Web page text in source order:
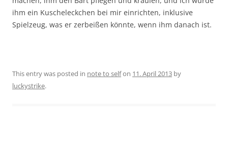
ihm ein Kuscheleckchen bei mir einrichten, inklusive
Spielzeug, was er zerbeißen könnte, wenn ihm danach ist.
This entry was posted in note to selfon 11. April 2013 by
luckystrike.